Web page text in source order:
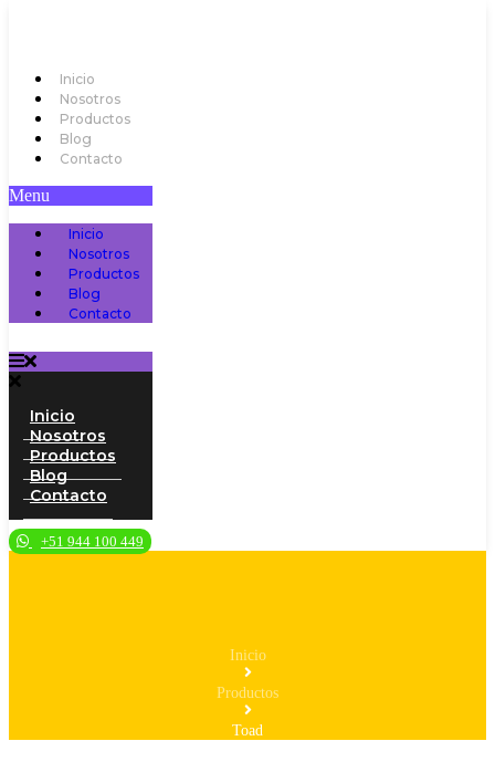
Inicio
Nosotros
Productos
Blog
Contacto
Menu
Inicio
Nosotros
Productos
Blog
Contacto
Inicio
Nosotros
Productos
Blog
Contacto
+51 944 100 449
Inicio
Productos
Toad